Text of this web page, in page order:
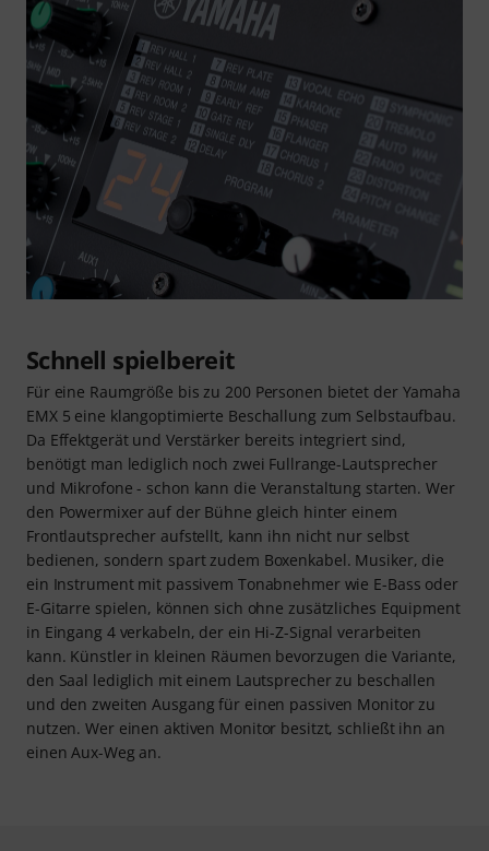
Schnell spielbereit
Für eine Raumgröße bis zu 200 Personen bietet der Yamaha
EMX 5 eine klangoptimierte Beschallung zum Selbstaufbau.
Da Effektgerät und Verstärker bereits integriert sind,
benötigt man lediglich noch zwei Fullrange-Lautsprecher
und Mikrofone - schon kann die Veranstaltung starten. Wer
den Powermixer auf der Bühne gleich hinter einem
Frontlautsprecher aufstellt, kann ihn nicht nur selbst
bedienen, sondern spart zudem Boxenkabel. Musiker, die
ein Instrument mit passivem Tonabnehmer wie E-Bass oder
E-Gitarre spielen, können sich ohne zusätzliches Equipment
in Eingang 4 verkabeln, der ein Hi-Z-Signal verarbeiten
kann. Künstler in kleinen Räumen bevorzugen die Variante,
den Saal lediglich mit einem Lautsprecher zu beschallen
und den zweiten Ausgang für einen passiven Monitor zu
nutzen. Wer einen aktiven Monitor besitzt, schließt ihn an
einen Aux-Weg an.